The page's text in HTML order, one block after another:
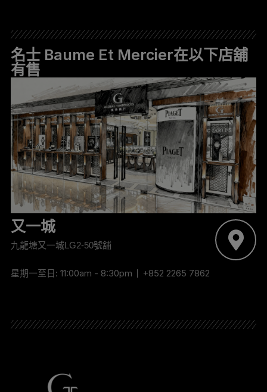
名士 Baume Et Mercier在以下店舖
有售
又一城
九龍塘又一城LG2-50號舖
星期一至日: 11:00am - 8:30pm +852 2265 7862